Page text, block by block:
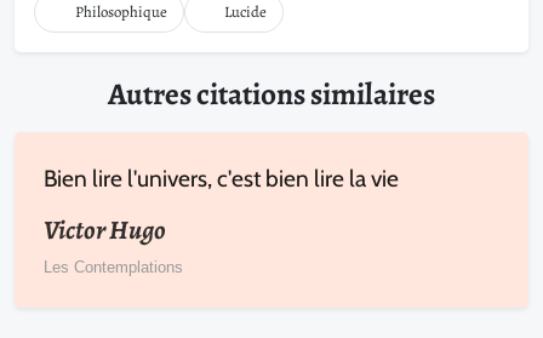
Philosophique Lucide
Autres citations similaires
Bien lire l'univers, c'est bien lire la vie
Victor Hugo
Les Contemplations